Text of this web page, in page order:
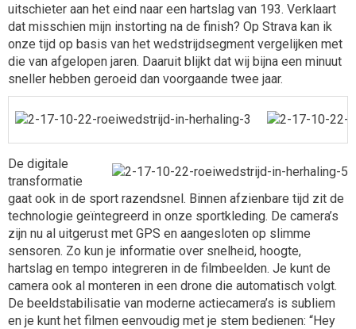
uitschieter aan het eind naar een hartslag van 193. Verklaart
dat misschien mijn instorting na de finish? Op Strava kan ik
onze tijd op basis van het wedstrijdsegment vergelijken met
die van afgelopen jaren. Daaruit blijkt dat wij bijna een minuut
sneller hebben geroeid dan voorgaande twee jaar.
De digitale
transformatie
gaat ook in de sport razendsnel. Binnen afzienbare tijd zit de
technologie geïntegreerd in onze sportkleding. De camera’s
zijn nu al uitgerust met GPS en aangesloten op slimme
sensoren. Zo kun je informatie over snelheid, hoogte,
hartslag en tempo integreren in de filmbeelden. Je kunt de
camera ook al monteren in een drone die automatisch volgt.
De beeldstabilisatie van moderne actiecamera’s is subliem
en je kunt het filmen eenvoudig met je stem bedienen: “Hey